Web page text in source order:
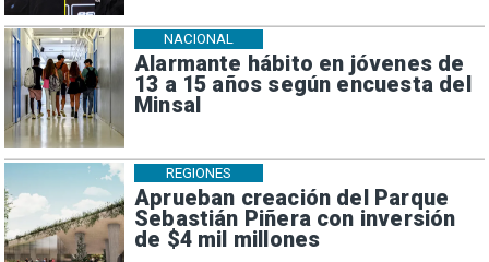
Alarmante hábito en jóvenes de
13 a 15 años según encuesta del
Minsal
NACIONAL
Aprueban creación del Parque
Sebastián Piñera con inversión
de $4 mil millones
REGIONES